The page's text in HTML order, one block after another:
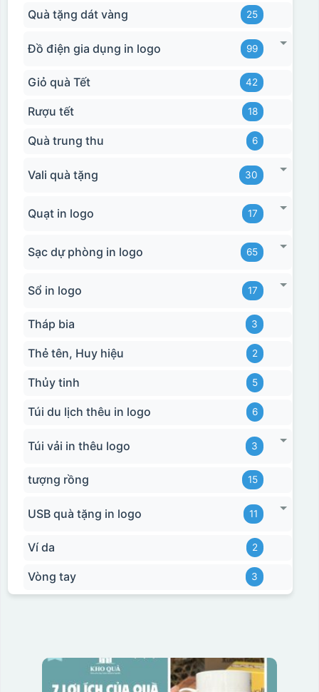
Quà tặng dát vàng 25
Đồ điện gia dụng in logo 99
Giỏ quà Tết 42
Rượu tết 18
Quà trung thu 6
Vali quà tặng 30
Quạt in logo 17
Sạc dự phòng in logo 65
Sổ in logo 17
Tháp bia 3
Thẻ tên, Huy hiệu 2
Thủy tinh 5
Túi du lịch thêu in logo 6
Túi vải in thêu logo 3
tượng rồng 15
USB quà tặng in logo 11
Ví da 2
Vòng tay 3